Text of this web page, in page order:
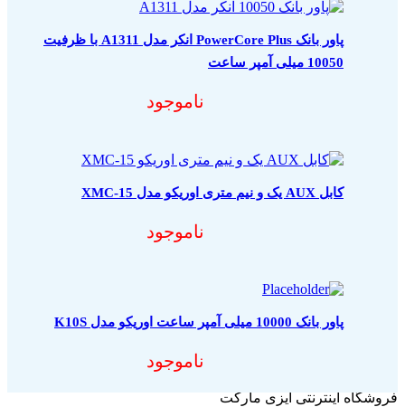
پاور بانک PowerCore Plus انکر مدل A1311 با ظرفیت
10050 میلی آمپر ساعت
ناموجود
کابل AUX یک و نیم متری اوریکو مدل XMC-15
ناموجود
پاور بانک 10000 میلی آمپر ساعت اوریکو مدل K10S
ناموجود
فروشگاه اینترنتی ایزی مارکت